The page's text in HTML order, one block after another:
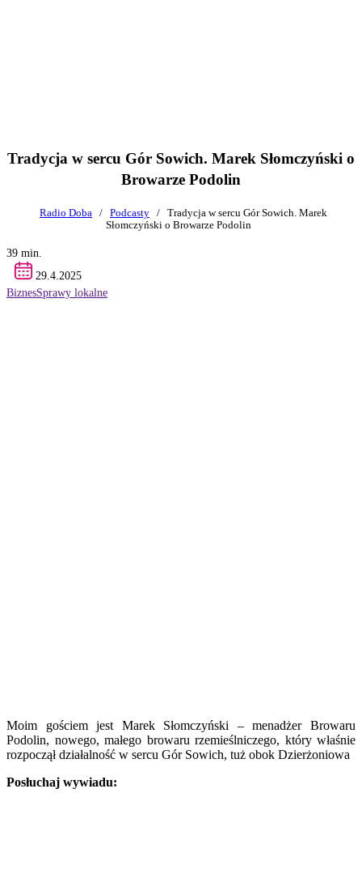
Tradycja w sercu Gór Sowich. Marek Słomczyński o
Browarze Podolin
Radio Doba / Podcasty /
Tradycja w sercu Gór Sowich. Marek
Słomczyński o Browarze Podolin
39 min.
29.4.2025
BiznesSprawy lokalne
Moim gościem jest Marek Słomczyński – menadżer Browaru
Podolin, nowego, małego browaru rzemieślniczego, który właśnie
rozpoczął działalność w sercu Gór Sowich, tuż obok Dzierżoniowa
Posłuchaj wywiadu: